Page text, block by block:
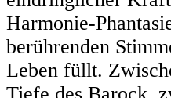
Harmonie-
berührenden
Leben füllt.